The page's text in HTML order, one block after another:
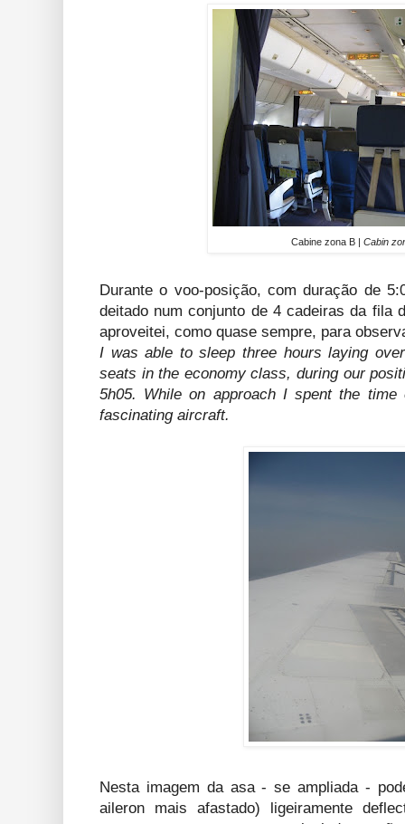
Cabine zona B |Cabin
Durante o voo-posição, com duração de
deitado num conjunto de 4 cadeiras da fila
aproveitei, como quase sempre, para
I was able to sleep three hours laying
seats in the economy class, during our
5h05. While on approach I spent the
fascinating aircraft.
Nesta imagem da asa - se ampliada -
aileron mais afastado) ligeiramente